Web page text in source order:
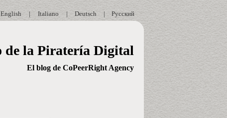
Русский
|
Deutsch
|
Italiano
|
English
de la Piratería Digital
El blog de CoPeerRight Agency